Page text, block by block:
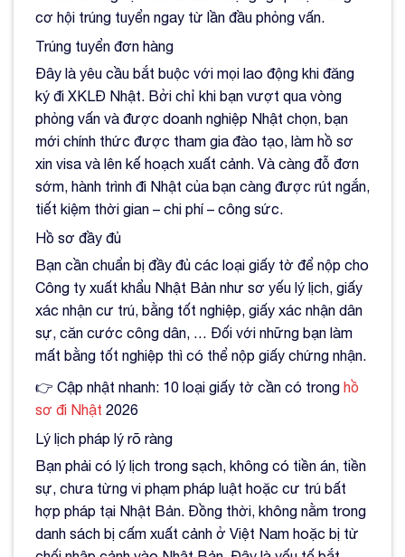
cơ hội trúng tuyển ngay từ lần đầu phỏng vấn.
Trúng tuyển đơn hàng
Đây là yêu cầu bắt buộc với mọi lao động khi đăng
ký đi XKLĐ Nhật. Bởi chỉ khi bạn vượt qua vòng
phỏng vấn và được doanh nghiệp Nhật chọn, bạn
mới chính thức được tham gia đào tạo, làm hồ sơ
xin visa và lên kế hoạch xuất cảnh. Và càng đỗ đơn
sớm, hành trình đi Nhật của bạn càng được rút ngắn,
tiết kiệm thời gian – chi phí – công sức.
Hồ sơ đầy đủ
Bạn cần chuẩn bị đầy đủ các loại giấy tờ để nộp cho
Công ty xuất khẩu Nhật Bản như sơ yếu lý lịch, giấy
xác nhận cư trú, bằng tốt nghiệp, giấy xác nhận dân
sự, căn cước công dân, … Đối với những bạn làm
mất bằng tốt nghiệp thì có thể nộp giấy chứng nhận.
👉 Cập nhật nhanh: 10 loại giấy tờ cần có trong hồ
sơ đi Nhật 2026
Lý lịch pháp lý rõ ràng
Bạn phải có lý lịch trong sạch, không có tiền án, tiền
sự, chưa từng vi phạm pháp luật hoặc cư trú bất
hợp pháp tại Nhật Bản. Đồng thời, không nằm trong
danh sách bị cấm xuất cảnh ở Việt Nam hoặc bị từ